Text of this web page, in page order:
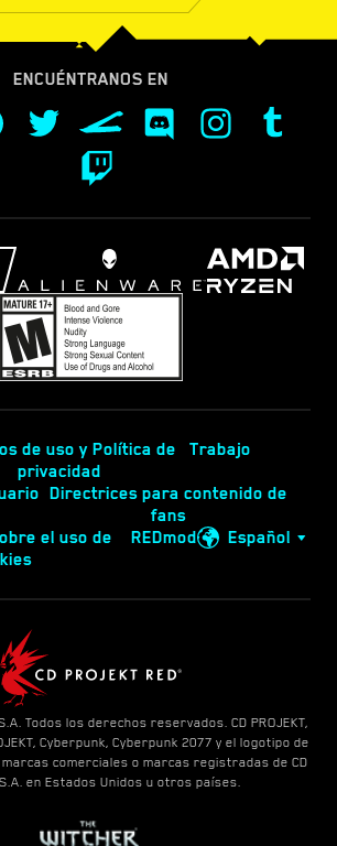
ENCUÉNTRANOS EN
de uso y Política de
privacidad
Trabajo
Directrices para contenido de
fans
el uso de
REDmod Español
Todos los derechos reservados. CD PROJEKT,
Cyberpunk, Cyberpunk 2077 y el logotipo de
comerciales o marcas registradas de CD
S.A. en Estados Unidos u otros países.